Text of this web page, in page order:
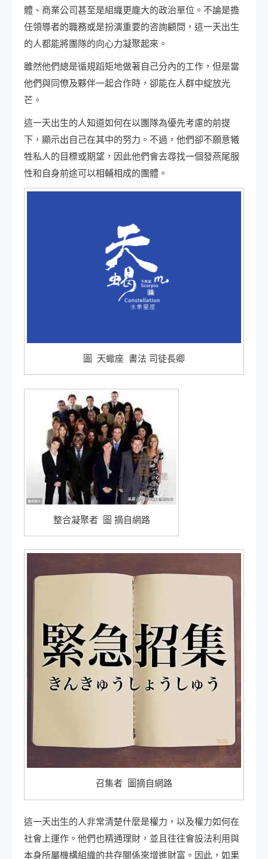
體、商業公司甚至是組織更龐大的政治單位。不論是擔
任領導者的職務或是扮演重要的咨詢顧問，這一天出生
的人都能將團隊的向心力凝聚起來。
雖然他們總是循規蹈矩地做著自己分內的工作，但是當
他們與同僚及夥伴一起合作時，卻能在人群中綻放光
芒。
這一天出生的人知道如何在以團隊為優先考慮的前提
下，顯示出自己在其中的努力。不過，他們卻不願意犧
牲私人的目標或期望，因此他們會去尋找一個發燕尾服
性和自身前途可以相輔相成的團體。
圖 天蠍座 書法 司徒長卿
整合凝聚者 圖 摘自網路
召集者 圖摘自網路
這一天出生的人非常清楚什麼是權力，以及權力如何在
社會上運作。他們也精通理財，並且往往會設法利用與
本身所屬機構組織的共存關係來增進財富。因此，如果